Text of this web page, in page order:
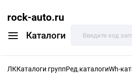
rock-auto.ru
Каталоги
ЛККаталоги группРед.каталогиWh-